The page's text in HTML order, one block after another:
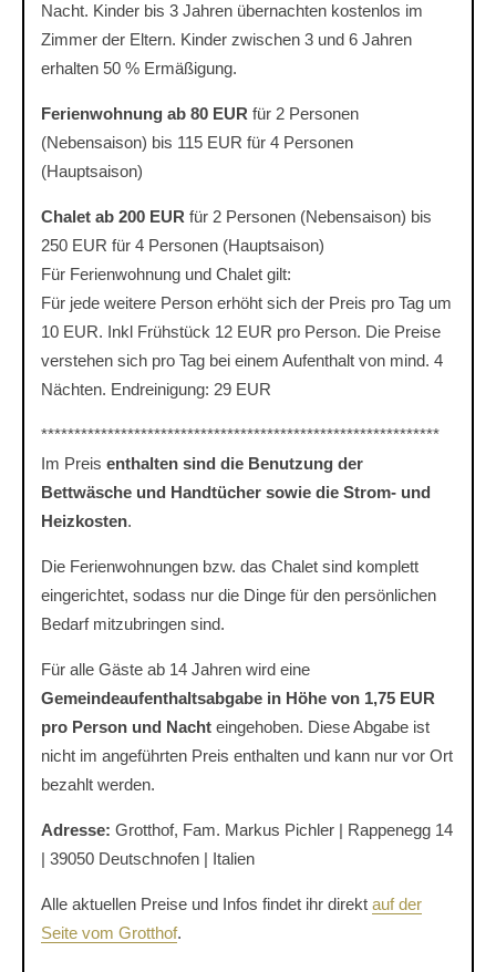
Nacht. Kinder bis 3 Jahren übernachten kostenlos im
Zimmer der Eltern. Kinder zwischen 3 und 6 Jahren
erhalten 50 % Ermäßigung.
Ferienwohnung ab 80 EUR für 2 Personen
(Nebensaison) bis 115 EUR für 4 Personen
(Hauptsaison)
Chalet ab 200 EUR für 2 Personen (Nebensaison) bis
250 EUR für 4 Personen (Hauptsaison)
Für Ferienwohnung und Chalet gilt:
Für jede weitere Person erhöht sich der Preis pro Tag um
10 EUR. Inkl Frühstück 12 EUR pro Person. Die Preise
verstehen sich pro Tag bei einem Aufenthalt von mind. 4
Nächten. Endreinigung: 29 EUR
************************************************************
Im Preis enthalten sind die Benutzung der
Bettwäsche und Handtücher sowie die Strom- und
Heizkosten.
Die Ferienwohnungen bzw. das Chalet sind komplett
eingerichtet, sodass nur die Dinge für den persönlichen
Bedarf mitzubringen sind.
Für alle Gäste ab 14 Jahren wird eine
Gemeindeaufenthaltsabgabe in Höhe von 1,75 EUR
pro Person und Nacht eingehoben. Diese Abgabe ist
nicht im angeführten Preis enthalten und kann nur vor Ort
bezahlt werden.
Adresse: Grotthof, Fam. Markus Pichler | Rappenegg 14
| 39050 Deutschnofen | Italien
Alle aktuellen Preise und Infos findet ihr direkt auf der
Seite vom Grotthof.